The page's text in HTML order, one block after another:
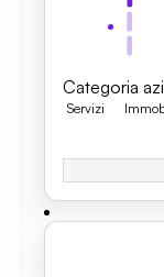
Categoria
Servizi